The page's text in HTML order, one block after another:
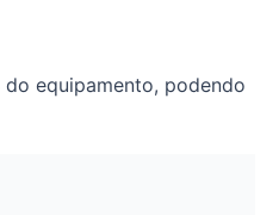
equipamento, podendo